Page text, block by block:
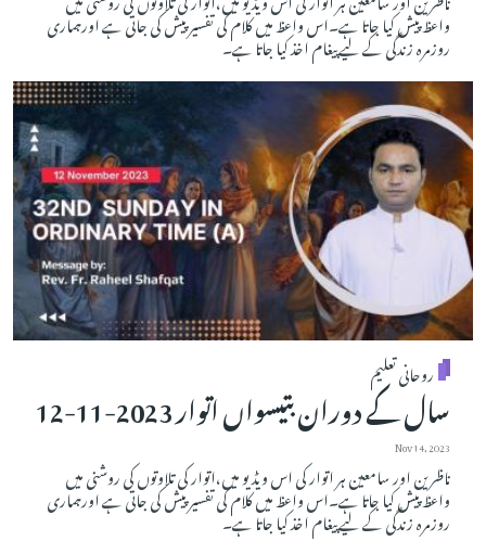
واعظ پیش کیا جاتا ہے۔اس واعظ میں کلام کی تفسیر پیش کی جاتی ہے اورہماری
روزمرہ زندگی کے لیے پیغام اخذ کیا جاتا ہے۔
روحانی تعلیم
سال کے دوران بتیسواں اتوار 2023-11-12
Nov 14, 2023
ناظرین اور سامعین ہر اتوار کی اس ویڈیو میں،اتوار کی تلاوتوں کی روشنی میں
واعظ پیش کیا جاتا ہے۔اس واعظ میں کلام کی تفسیر پیش کی جاتی ہے اورہماری
روزمرہ زندگی کے لیے پیغام اخذ کیا جاتا ہے۔